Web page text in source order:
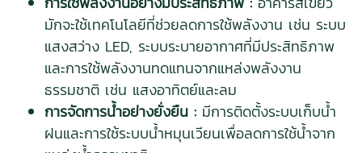
มักจะใช้เทคโนโลยีที่ช่วยลดการใช้พลังงาน เช่น ระบบ
แสงสว่าง LED, ระบบระบายอากาศที่มีประสิทธิภาพ
และการใช้พลังงานทดแทนจากแหล่งพลังงาน
ธรรมชาติ เช่น แสงอาทิตย์และลม
การจัดการน้ำอย่างยั่งยืน : มีการติดตั้งระบบเก็บน้ำ
ฝนและการใช้ระบบน้ำหมุนเวียนเพื่อลดการใช้น้ำจาก